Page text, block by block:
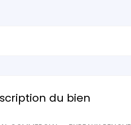
du bien